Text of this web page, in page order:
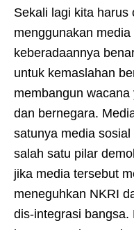
Sekali lagi kita harus
menggunakan
keberadaannya
untuk kemaslahan
membangun
dan bernegara.
satunya media
salah satu pilar
jika media tersebut
meneguhkan NKRI
dis-integrasi bangsa.